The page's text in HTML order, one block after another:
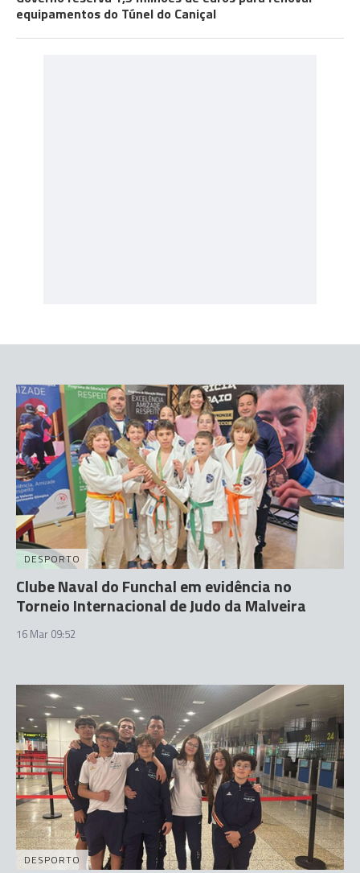
equipamentos do Túnel do Caniçal
DESPORTO
Clube Naval do Funchal em evidência no
Torneio Internacional de Judo da Malveira
16 Mar 09:52
DESPORTO